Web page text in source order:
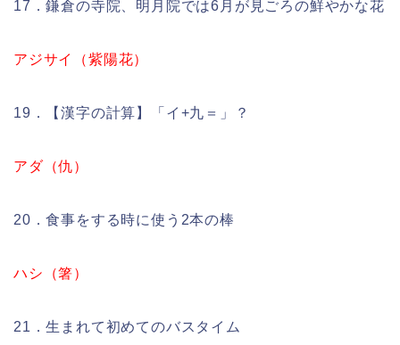
17．鎌倉の寺院、明月院では6月が見ごろの鮮やかな花
アジサイ（紫陽花）
19．【漢字の計算】「イ+九＝」？
アダ（仇）
20．食事をする時に使う2本の棒
ハシ（箸）
21．生まれて初めてのバスタイム